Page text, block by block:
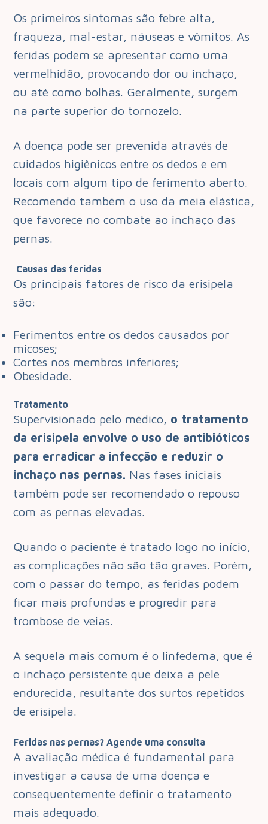
Os primeiros sintomas são febre alta,
fraqueza, mal-estar, náuseas e vômitos. As
feridas podem se apresentar como uma
vermelhidão, provocando dor ou inchaço,
ou até como bolhas. Geralmente, surgem
na parte superior do tornozelo.
A doença pode ser prevenida através de
cuidados higiênicos entre os dedos e em
locais com algum tipo de ferimento aberto.
Recomendo também o uso da meia elástica,
que favorece no combate ao inchaço das
pernas.
Causas das feridas
Os principais fatores de risco da erisipela
são:
Ferimentos entre os dedos causados por
micoses;
Cortes nos membros inferiores;
Obesidade.
Tratamento
Supervisionado pelo médico, o tratamento
da erisipela envolve o uso de antibióticos
para erradicar a infecção e reduzir o
inchaço nas pernas. Nas fases iniciais
também pode ser recomendado o repouso
com as pernas elevadas.
Quando o paciente é tratado logo no início,
as complicações não são tão graves. Porém,
com o passar do tempo, as feridas podem
ficar mais profundas e progredir para
trombose de veias.
A sequela mais comum é o linfedema, que é
o inchaço persistente que deixa a pele
endurecida, resultante dos surtos repetidos
de erisipela.
Feridas nas pernas? Agende uma consulta
A avaliação médica é fundamental para
investigar a causa de uma doença e
consequentemente definir o tratamento
mais adequado.